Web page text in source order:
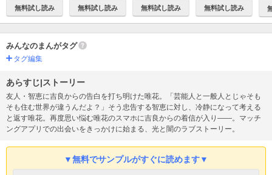
無料試し読み 無料試し読み 無料試し読み 無料試し読み
みんなのまんがタグ
タグ編集
あらすじ|ストーリー
友人・智恵に吉良からの告白を打ち明けた唯花。「芸能人と一般人とじゃそも
そも住む世界が違うんだよ？」そう忠告する智恵に対し、冷静になって考える
と返す唯花。再度思い悩む唯花のスマホに吉良からの着信が入り――。マッチ
ングアプリでの出会いをきっかけに始まる、光と闇のラブストーリー。
▼無料でサンプルがすぐに読めます▼